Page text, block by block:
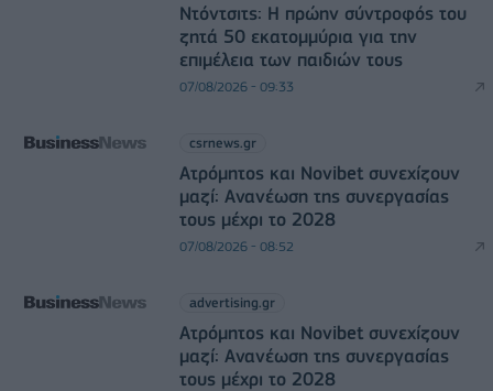
Ντόντσιτς: Η πρώην σύντροφός του
ζητά 50 εκατομμύρια για την
επιμέλεια των παιδιών τους
07/08/2026 - 09:33
csrnews.gr
Ατρόμητος και Novibet συνεχίζουν
μαζί: Ανανέωση της συνεργασίας
τους μέχρι το 2028
07/08/2026 - 08:52
advertising.gr
Ατρόμητος και Novibet συνεχίζουν
μαζί: Ανανέωση της συνεργασίας
τους μέχρι το 2028